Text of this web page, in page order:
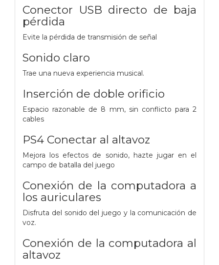
Conector USB directo de baja
pérdida
Evite la pérdida de transmisión de señal
Sonido claro
Trae una nueva experiencia musical.
Inserción de doble orificio
Espacio razonable de 8 mm, sin conflicto para 2
cables
PS4 Conectar al altavoz
Mejora los efectos de sonido, hazte jugar en el
campo de batalla del juego
Conexión de la computadora a
los auriculares
Disfruta del sonido del juego y la comunicación de
voz.
Conexión de la computadora al
altavoz